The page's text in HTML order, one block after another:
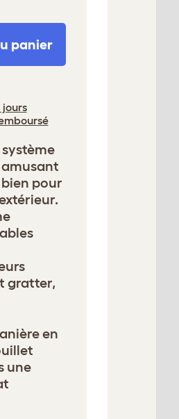
panier
jours
système
pour
gratter,
en
une